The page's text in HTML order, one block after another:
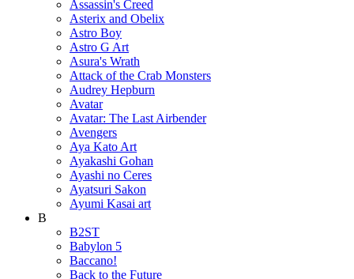
Assassin's Creed
Asterix and Obelix
Astro Boy
Astro G Art
Asura's Wrath
Attack of the Crab Monsters
Audrey Hepburn
Avatar
Avatar: The Last Airbender
Avengers
Aya Kato Art
Ayakashi Gohan
Ayashi no Ceres
Ayatsuri Sakon
Ayumi Kasai art
B
B2ST
Babylon 5
Baccano!
Back to the Future